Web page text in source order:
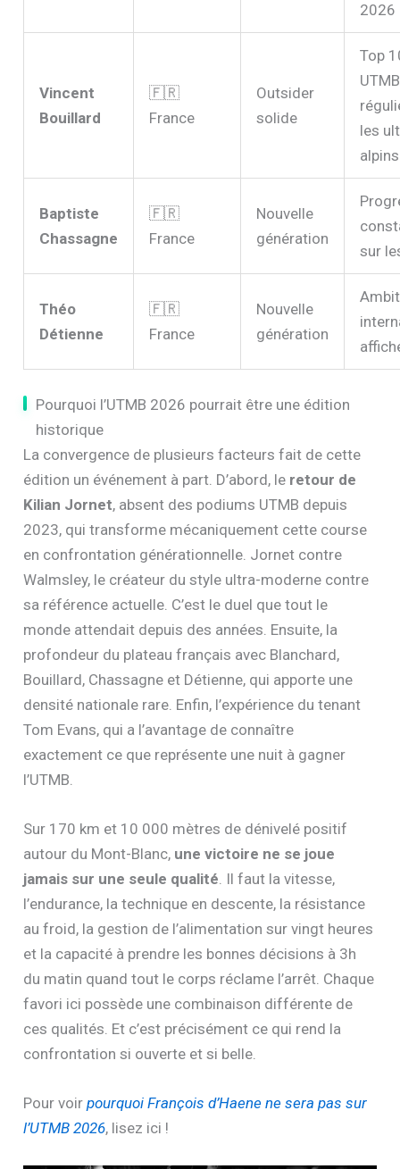
2026
Vincent
Bouillard
🇫🇷
France
Outsider
solide
Top
les
alpins
Baptiste
Chassagne
🇫🇷
France
Nouvelle
génération
sur
Théo
Détienne
🇫🇷
France
Nouvelle
génération
Pourquoi l’UTMB 2026 pourrait être une édition
historique
La convergence de plusieurs facteurs fait de cette
édition un événement à part. D’abord, le retour de
Kilian Jornet, absent des podiums UTMB depuis
2023, qui transforme mécaniquement cette course
en confrontation générationnelle. Jornet contre
Walmsley, le créateur du style ultra-moderne contre
sa référence actuelle. C’est le duel que tout le
monde attendait depuis des années. Ensuite, la
profondeur du plateau français avec Blanchard,
Bouillard, Chassagne et Détienne, qui apporte une
densité nationale rare. Enfin, l’expérience du tenant
Tom Evans, qui a l’avantage de connaître
exactement ce que représente une nuit à gagner
l’UTMB.
Sur 170 km et 10 000 mètres de dénivelé positif
autour du Mont-Blanc, une victoire ne se joue
jamais sur une seule qualité. Il faut la vitesse,
l’endurance, la technique en descente, la résistance
au froid, la gestion de l’alimentation sur vingt heures
et la capacité à prendre les bonnes décisions à 3h
du matin quand tout le corps réclame l’arrêt. Chaque
favori ici possède une combinaison différente de
ces qualités. Et c’est précisément ce qui rend la
confrontation si ouverte et si belle.
Pour voirpourquoi François d’Haene ne sera pas sur
l’UTMB 2026, lisez ici !